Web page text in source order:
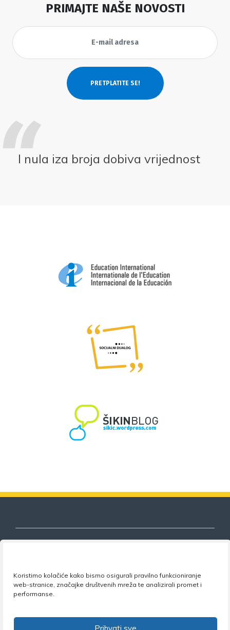
Koristimo kolačiće kako bismo osigurali pravilno funkcioniranje
web-stranice, značajke društvenih mreža te analizirali promet i
performanse.
Prihvati sve
PRIMAJTE NAŠE NOVOSTI
I nula iza broja dobiva vrijednost
Nezavisni sindikat znanosti i visokog
obrazovanja
Zagreb •Tel: +385 1 4847 337 •Email: uprava@nsz.hr